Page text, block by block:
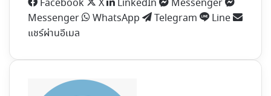
Facebook
X LinkedIn
Messenger
Messenger
WhatsApp Telegram
Line
แชร์ผ่านอีเมล